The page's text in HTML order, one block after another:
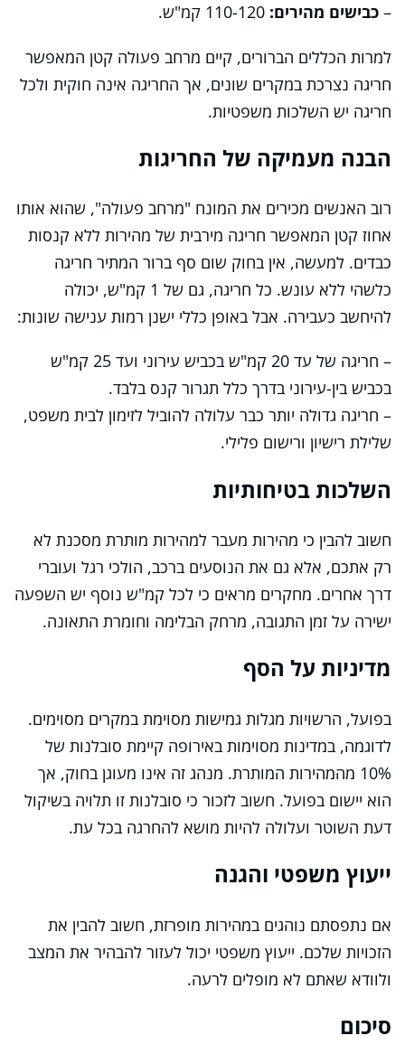
– כבישים מהירים:
למרות הכללים הברורים, קיים מרחב פעולה קטן המאפשר
חריגה נצרכת במקרים שונים, אך החריגה אינה חוקית ולכל
חריגה יש השלכות משפטיות.
הבנה מעמיקה של החריגות
רוב האנשים מכירים את המונח "מרחב פעולה", שהוא אותו
אחוז קטן המאפשר חריגה מירבית של מהירות ללא קנסות
כבדים. למעשה, אין בחוק שום סף ברור המתיר חריגה
כלשהי ללא עונש. כל חריגה, גם של 1 קמ"ש, יכולה
להיחשב כעבירה. אבל באופן כללי ישנן רמות ענישה שונות:
– חריגה של עד 20 קמ"ש בכביש עירוני ועד 25 קמ"ש
בכביש בין-עירוני בדרך כלל תגרור קנס בלבד.
– חריגה גדולה יותר כבר עלולה להוביל לזימון לבית משפט,
שלילת רישיון ורישום פלילי.
השלכות בטיחותיות
חשוב להבין כי מהירות מעבר למהירות מותרת מסכנת לא
רק אתכם, אלא גם את הנוסעים ברכב, הולכי רגל ועוברי
דרך אחרים. מחקרים מראים כי לכל קמ"ש נוסף יש השפעה
ישירה על זמן התגובה, מרחק הבלימה וחומרת התאונה.
מדיניות על הסף
בפועל, הרשויות מגלות גמישות מסוימת במקרים מסוימים.
לדוגמה, במדינות מסוימות באירופה קיימת סובלנות של
10% מהמהירות המותרת. מנהג זה אינו מעוגן בחוק, אך
הוא יישום בפועל. חשוב לזכור כי סובלנות זו תלויה בשיקול
דעת השוטר ועלולה להיות מושא להחרגה בכל עת.
ייעוץ משפטי והגנה
אם נתפסתם נוהגים במהירות מופרזת, חשוב להבין את
הזכויות שלכם. ייעוץ משפטי יכול לעזור להבהיר את המצב
ולוודא שאתם לא מופלים לרעה.
סיכום